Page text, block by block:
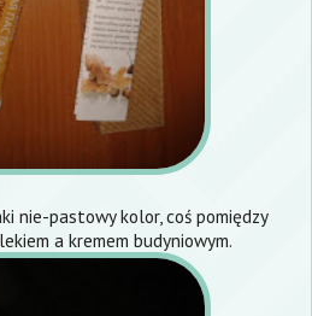
nie-pastowy kolor, coś pomiędzy
a kremem budyniowym.